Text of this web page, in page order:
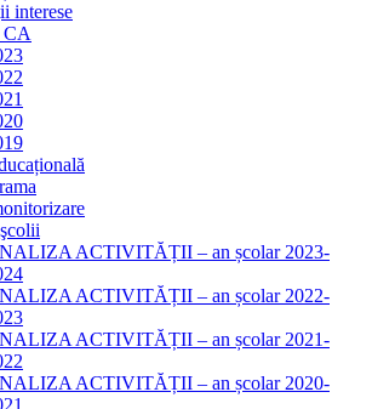
interese
CA
ACTIVITĂȚII – an școlar 2023-
ACTIVITĂȚII – an școlar 2022-
ACTIVITĂȚII – an școlar 2021-
ACTIVITĂȚII – an școlar 2020-